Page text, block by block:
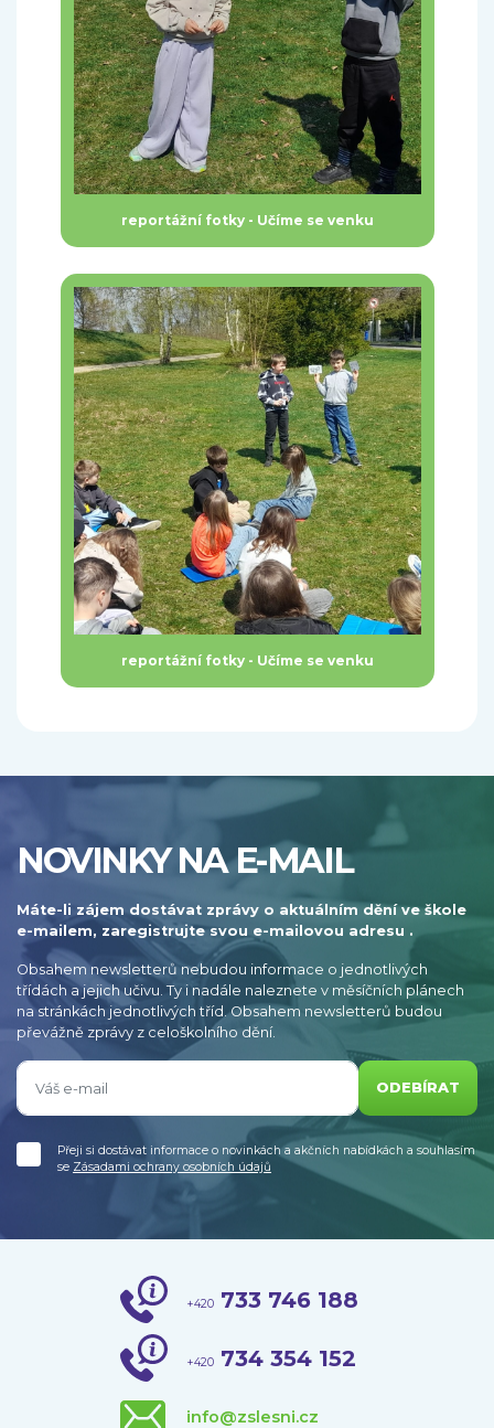
reportážní fotky - Učíme se venku
reportážní fotky - Učíme se venku
NOVINKY NA E-MAIL
Máte-li zájem dostávat zprávy o aktuálním dění ve škole
e-mailem, zaregistrujte svou e-mailovou adresu .
Obsahem newsletterů nebudou informace o jednotlivých
třídách a jejich učivu. Ty i nadále naleznete v měsíčních plánech
na stránkách jednotlivých tříd. Obsahem newsletterů budou
převážně zprávy z celoškolního dění.
ODEBÍRAT
Přeji si dostávat informace o novinkách a akčních nabídkách a souhlasím
se Zásadami ochrany osobních údajů
+420 733 746 188
+420 734 354 152
info@zslesni.cz